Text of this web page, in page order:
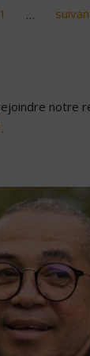
…
notre